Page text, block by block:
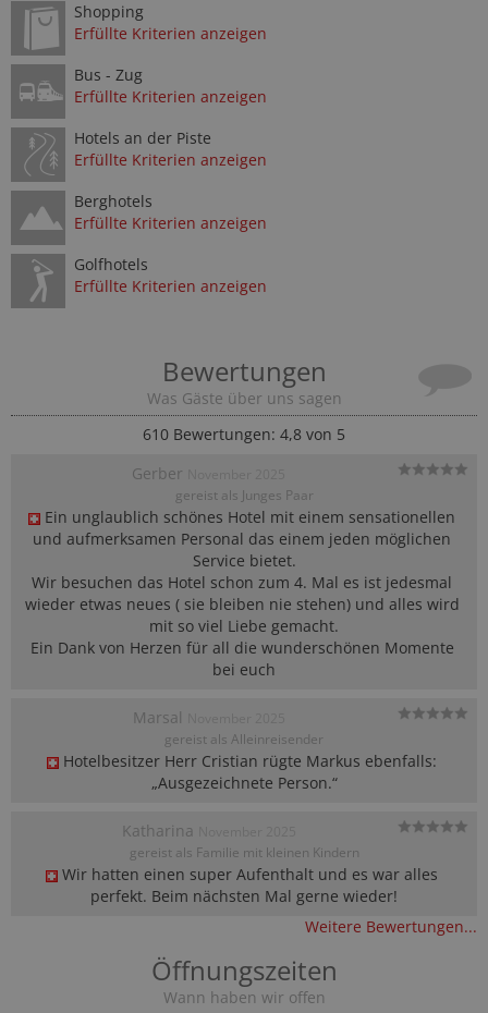
Shopping
Erfüllte Kriterien anzeigen
Bus - Zug
Erfüllte Kriterien anzeigen
Hotels an der Piste
Erfüllte Kriterien anzeigen
Berghotels
Erfüllte Kriterien anzeigen
Golfhotels
Erfüllte Kriterien anzeigen
Bewertungen
Was Gäste über uns sagen
610 Bewertungen: 4,8 von 5
Gerber
gereist als Junges Paar
Ein unglaublich schönes Hotel mit einem sensationellen
und aufmerksamen Personal das einem jeden möglichen
Service bietet.
Wir besuchen das Hotel schon zum 4. Mal es ist jedesmal
wieder etwas neues ( sie bleiben nie stehen) und alles wird
mit so viel Liebe gemacht.
Ein Dank von Herzen für all die wunderschönen Momente
bei euch
Marsal
gereist als Alleinreisender
Hotelbesitzer Herr Cristian rügte Markus ebenfalls:
„Ausgezeichnete Person.“
Katharina
gereist als Familie mit kleinen Kindern
Wir hatten einen super Aufenthalt und es war alles
perfekt. Beim nächsten Mal gerne wieder!
Weitere Bewertungen...
Öffnungszeiten
Wann haben wir offen